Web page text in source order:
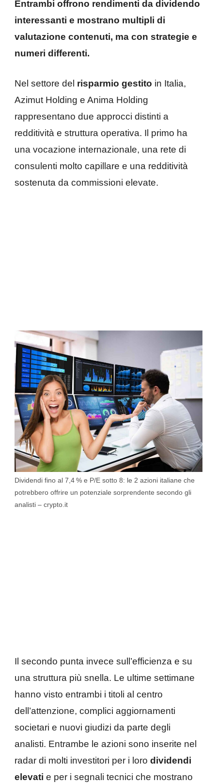
Entrambi offrono rendimenti da dividendo
interessanti e mostrano multipli di
valutazione contenuti, ma con strategie e
numeri differenti.
Nel settore del risparmio gestito in Italia,
Azimut Holding e Anima Holding
rappresentano due approcci distinti a
redditività e struttura operativa. Il primo ha
una vocazione internazionale, una rete di
consulenti molto capillare e una redditività
sostenuta da commissioni elevate.
Dividendi fino al 7,4 % e P/E sotto 8: le 2 azioni italiane che
potrebbero offrire un potenziale sorprendente secondo gli
analisti – crypto.it
Il secondo punta invece sull’efficienza e su
una struttura più snella. Le ultime settimane
hanno visto entrambi i titoli al centro
dell’attenzione, complici aggiornamenti
societari e nuovi giudizi da parte degli
analisti. Entrambe le azioni sono inserite nel
radar di molti investitori per i loro dividendi
elevati e per i segnali tecnici che mostrano